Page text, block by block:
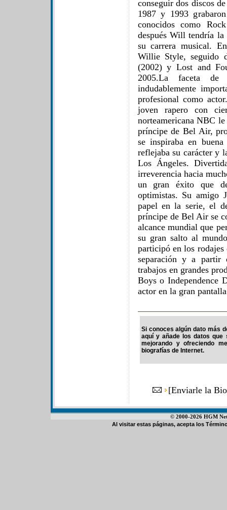
conseguir dos discos
1987 y 1993
conocidos como
después Will tendría
su carrera musical.
Willie Style, seguido
(2002) y Lost and
2005.La faceta
indudablemente
profesional como
joven rapero con
norteamericana NBC
príncipe de Bel Air,
se inspiraba en
reflejaba su carácter y
Los Ángeles.
irreverencia hacia
un gran éxito que
optimistas. Su amigo
papel en la serie, el
príncipe de Bel Air se
alcance mundial que
su gran salto al
participó en los
separación y a partir
trabajos en grandes
Boys o Independence
actor en la gran
Si conoces algún dato más
aquí y añade los datos que
mejorando y ofreciendo
biografías de Internet.
[Enviarle la
© 2000-2026 HGM
Al visitar estas páginas, acepta los